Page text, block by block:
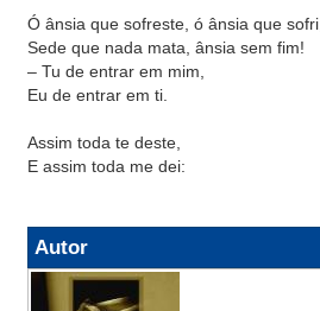
Ó ânsia que sofreste, ó ânsia que sofri,
Sede que nada mata, ânsia sem fim!
– Tu de entrar em mim,
Eu de entrar em ti.
Assim toda te deste,
E assim toda me dei:
Autor